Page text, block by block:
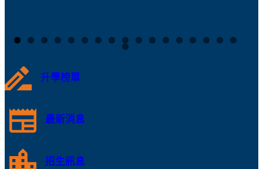
升學榜單
最新消息
招生訊息